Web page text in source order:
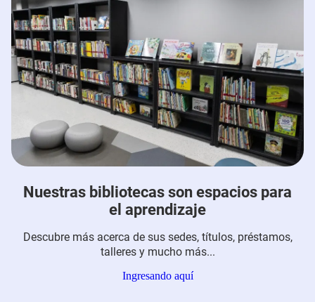
Nuestras bibliotecas son espacios para
el aprendizaje
Descubre más acerca de sus sedes, títulos, préstamos,
talleres y mucho más...
Ingresando aquí